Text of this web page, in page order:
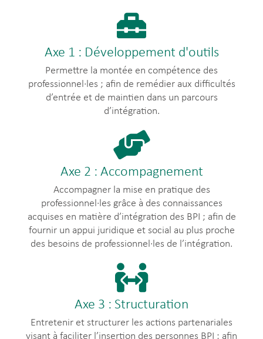
Axe 1 : Développement d'outils
Permettre la montée en compétence des
professionnel∙les ; afin de remédier aux difficultés
d’entrée et de maintien dans un parcours
d’intégration.
Axe 2 : Accompagnement
Accompagner la mise en pratique des
professionnel∙les grâce à des connaissances
acquises en matière d’intégration des BPI ; afin de
fournir un appui juridique et social au plus proche
des besoins de professionnel∙les de l’intégration.
Axe 3 : Structuration
Entretenir et structurer les actions partenariales
visant à faciliter l’insertion des personnes BPI ; afin